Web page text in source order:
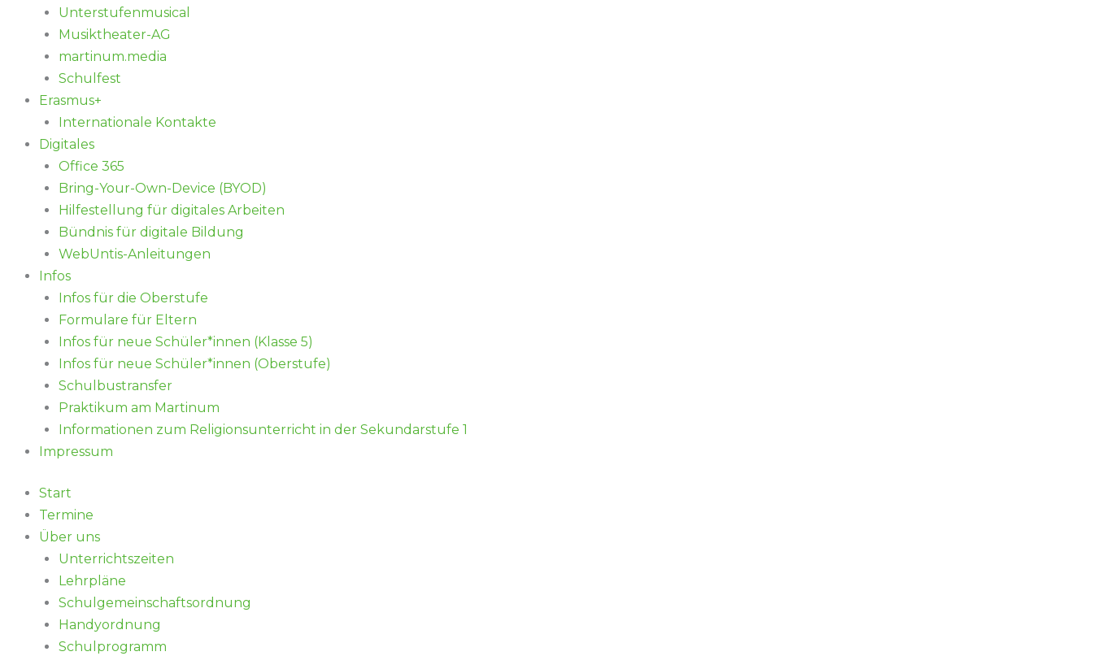
Unterstufenmusical
Musiktheater-AG
martinum.media
Schulfest
Erasmus+
Internationale Kontakte
Digitales
Office 365
Bring-Your-Own-Device (BYOD)
Hilfestellung für digitales Arbeiten
Bündnis für digitale Bildung
WebUntis-Anleitungen
Infos
Infos für die Oberstufe
Formulare für Eltern
Infos für neue Schüler*innen (Klasse 5)
Infos für neue Schüler*innen (Oberstufe)
Schulbustransfer
Praktikum am Martinum
Informationen zum Religionsunterricht in der Sekundarstufe 1
Impressum
Start
Termine
Über uns
Unterrichtszeiten
Lehrpläne
Schulgemeinschaftsordnung
Handyordnung
Schulprogramm